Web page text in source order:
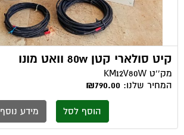
קיט סולארי קטן 80w וואט מונו
מק''ט KM12V80W
המחיר שלנו: ₪790.00
הוסף לסל מידע נוסף